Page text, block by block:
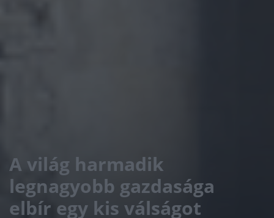
A világ harmadik
legnagyobb gazdasága
elbír egy kis válságot